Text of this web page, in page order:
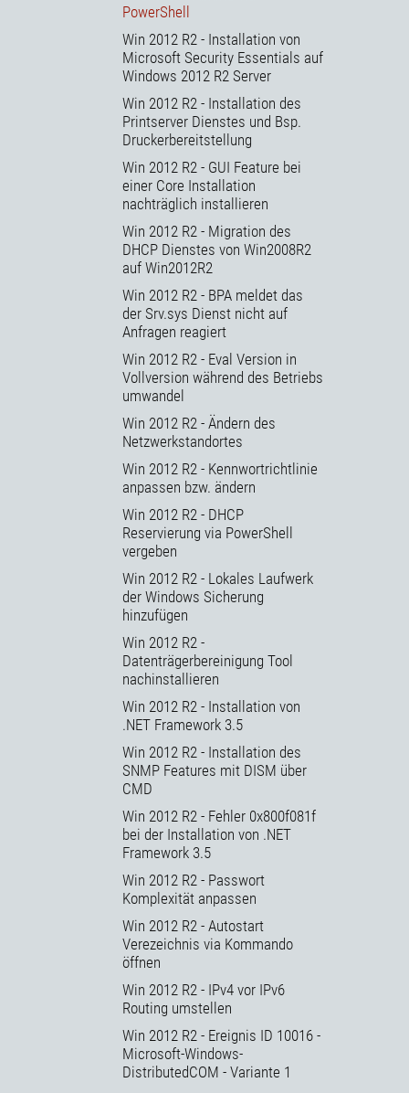
PowerShell
Win 2012 R2 - Installation von
Microsoft Security Essentials auf
Windows 2012 R2 Server
Win 2012 R2 - Installation des
Printserver Dienstes und Bsp.
Druckerbereitstellung
Win 2012 R2 - GUI Feature bei
einer Core Installation
nachträglich installieren
Win 2012 R2 - Migration des
DHCP Dienstes von Win2008R2
auf Win2012R2
Win 2012 R2 - BPA meldet das
der Srv.sys Dienst nicht auf
Anfragen reagiert
Win 2012 R2 - Eval Version in
Vollversion während des Betriebs
umwandel
Win 2012 R2 - Ändern des
Netzwerkstandortes
Win 2012 R2 - Kennwortrichtlinie
anpassen bzw. ändern
Win 2012 R2 - DHCP
Reservierung via PowerShell
vergeben
Win 2012 R2 - Lokales Laufwerk
der Windows Sicherung
hinzufügen
Win 2012 R2 -
Datenträgerbereinigung Tool
nachinstallieren
Win 2012 R2 - Installation von
.NET Framework 3.5
Win 2012 R2 - Installation des
SNMP Features mit DISM über
CMD
Win 2012 R2 - Fehler 0x800f081f
bei der Installation von .NET
Framework 3.5
Win 2012 R2 - Passwort
Komplexität anpassen
Win 2012 R2 - Autostart
Verezeichnis via Kommando
öffnen
Win 2012 R2 - IPv4 vor IPv6
Routing umstellen
Win 2012 R2 - Ereignis ID 10016 -
Microsoft-Windows-
DistributedCOM - Variante 1